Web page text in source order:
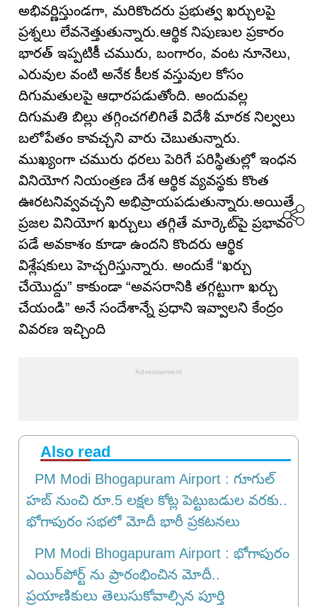
అభివర్ణిస్తుండగా, మరికొందరు ప్రభుత్వ ఖర్చులపై
ప్రశ్నలు లేవనెత్తుతున్నారు.ఆర్థిక నిపుణుల ప్రకారం
భారత్ ఇప్పటికీ చమురు, బంగారం, వంట నూనెలు,
ఎరువుల వంటి అనేక కీలక వస్తువుల కోసం
దిగుమతులపై ఆధారపడుతోంది. అందువల్ల
దిగుమతి బిల్లు తగ్గించగలిగితే విదేశీ మారక నిల్వలు
బలోపేతం కావచ్చని వారు చెబుతున్నారు.
ముఖ్యంగా చమురు ధరలు పెరిగే పరిస్థితుల్లో ఇంధన
వినియోగ నియంత్రణ దేశ ఆర్థిక వ్యవస్థకు కొంత
ఊరటనివ్వవచ్చని అభిప్రాయపడుతున్నారు.అయితే
ప్రజల వినియోగ ఖర్చులు తగ్గితే మార్కెట్‌పై ప్రభావం
పడే అవకాశం కూడా ఉందని కొందరు ఆర్థిక
విశ్లేషకులు హెచ్చరిస్తున్నారు. అందుకే “ఖర్చు
చేయొద్దు” కాకుండా “అవసరానికి తగ్గట్టుగా ఖర్చు
చేయండి” అనే సందేశాన్నే ప్రధాని ఇవ్వాలని కేంద్రం
వివరణ ఇచ్చింది
Also read
PM Modi Bhogapuram Airport : గూగుల్
హబ్ నుంచి రూ.5 లక్షల కోట్ల పెట్టుబడుల వరకు..
భోగాపురం సభలో మోదీ భారీ ప్రకటనలు
PM Modi Bhogapuram Airport : భోగాపురం
ఎయిర్‌పోర్ట్ ను ప్రారంభించిన మోదీ..
ప్రయాణికులు తెలుసుకోవాల్సిన పూర్తి